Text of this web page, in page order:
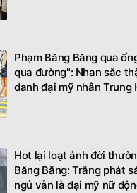
Phạm Băng Băng qua
qua đường": Nhan sắc
danh đại mỹ nhân Trung
Hot lại loạt ảnh đời
Băng Băng: Trắng phát
ngủ vẫn là đại mỹ nữ